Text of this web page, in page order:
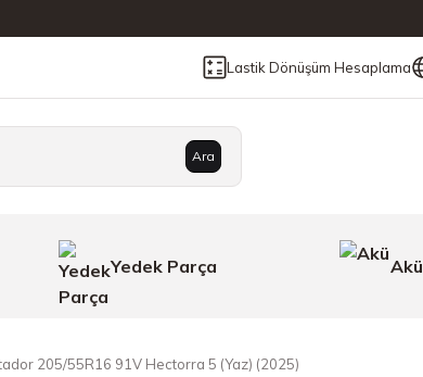
Lastik Dönüşüm Hesaplama
Ara
Yedek Parça Akü
205/55R16 91V Hectorra 5 (Yaz) (2025)